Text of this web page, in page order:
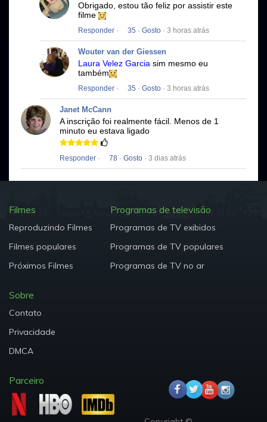
Obrigado, estou tão feliz por assistir este
filme
Responder · 35 · Gosto · 3 horas atrás
Wouter van der Giessen
Laura Velez Garcia sim mesmo eu
também
Responder · 35 · Gosto · 3 horas atrás
Janet McCann
A inscrição foi realmente fácil. Menos de 1
minuto eu estava ligado
Responder · 78 · Gosto · 3 dias atrás
Filmes
Reproduzindo Filmes
Filmes populares
Próximos Filmes
Programas de televisão
Programas de TV exibidos
Programas de TV populares
Programas de TV no ar
Sobre
Contato
Privacidade
DMCA
Parceiro